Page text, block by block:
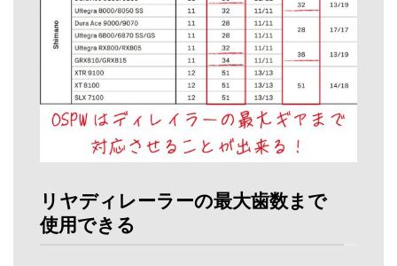
リヤディレーラーの最大歯数まで
使用できる